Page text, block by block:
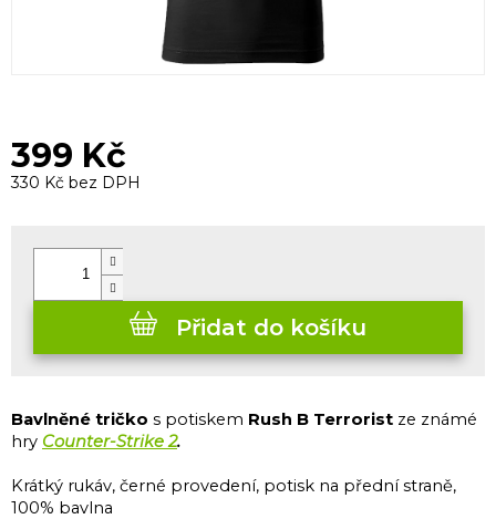
399 Kč
330 Kč bez DPH
Přidat do košíku
Bavlněné tričko s potiskem Rush B Terrorist ze známé
hry Counter-Strike 2.
Krátký rukáv, černé provedení, potisk na přední straně,
100% bavlna